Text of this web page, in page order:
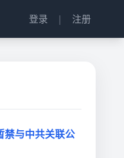
登录 | 注册
禁与中共关联公